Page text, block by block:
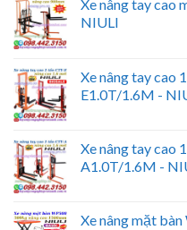
Xe nâng tay cao
NIULI
Xe nâng tay cao
E1.0T/1.6M -
Xe nâng tay cao
A1.0T/1.6M -
Xe nâng mặt